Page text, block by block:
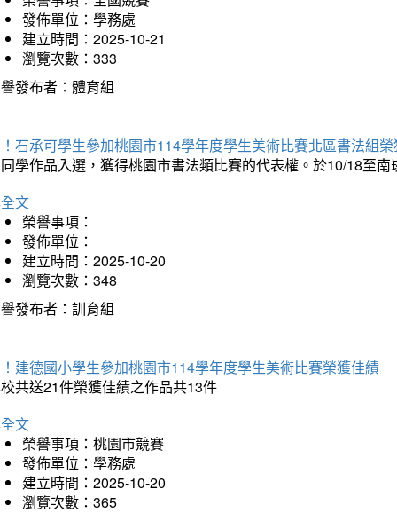
發佈單位：學務處
建立時間：2025-10-21
瀏覽次數：333
發布者：體育組
石承可學生參加桃園市114學年度學生美術比賽北區書法組
學作品入選，獲得桃園市書法類比賽的代表權。於10/18至
文
榮譽事項：
發佈單位：
建立時間：2025-10-20
瀏覽次數：348
發布者：訓育組
建德國小學生參加桃園市114學年度學生美術比賽榮獲佳績
共送21件榮獲佳績之作品共13件
文
榮譽事項：桃園市競賽
發佈單位：學務處
建立時間：2025-10-20
瀏覽次數：365